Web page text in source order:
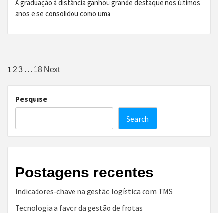
A graduação à distância ganhou grande destaque nos últimos
anos e se consolidou como uma
Posts
pagination
1 2 3 … 18 Next
Pesquise
Search
Postagens recentes
Indicadores-chave na gestão logística com TMS
Tecnologia a favor da gestão de frotas